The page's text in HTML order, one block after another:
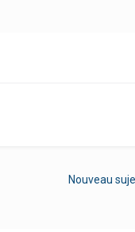
Nouveau